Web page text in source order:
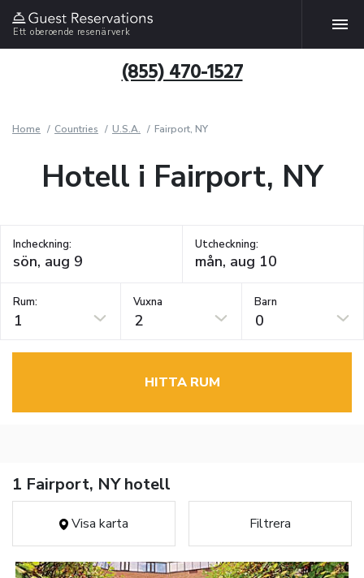
Ett oberoende resenärverk
(855) 470-1527
Home Countries U.S.A. Fairport, NY
Hotell i Fairport, NY
Incheckning: Utcheckning:
Rum:
1
Vuxna
2
Barn
0
HITTA RUM
1 Fairport, NY hotell
Visa karta Filtrera